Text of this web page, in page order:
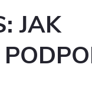
JAK